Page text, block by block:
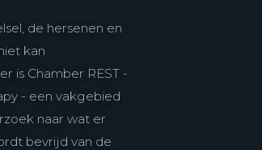
de hersenen en
kan
is Chamber REST -
- een vakgebied
naar wat er
bevrijd van de